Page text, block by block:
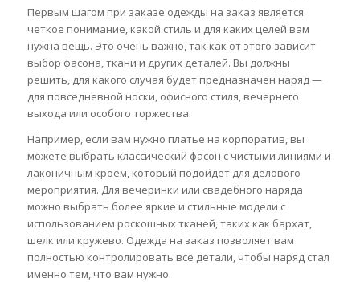
Первым шагом при заказе одежды на заказ является
четкое понимание, какой стиль и для каких целей вам
нужна вещь. Это очень важно, так как от этого зависит
выбор фасона, ткани и других деталей. Вы должны
решить, для какого случая будет предназначен наряд —
для повседневной носки, офисного стиля, вечернего
выхода или особого торжества.
Например, если вам нужно платье на корпоратив, вы
можете выбрать классический фасон с чистыми линиями и
лаконичным кроем, который подойдет для делового
мероприятия. Для вечеринки или свадебного наряда
можно выбрать более яркие и стильные модели с
использованием роскошных тканей, таких как бархат,
шелк или кружево. Одежда на заказ позволяет вам
полностью контролировать все детали, чтобы наряд стал
именно тем, что вам нужно.